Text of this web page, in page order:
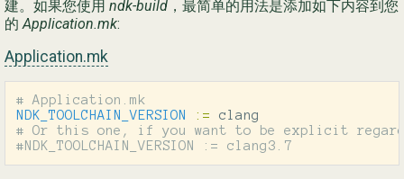
建。如果您使用 ndk-build ，最简单的用法是添加如下内容到您
的 Application.mk:
Application.mk
NDK_TOOLCHAIN_VERSION
:=
# Or this one, if you want to be explicit